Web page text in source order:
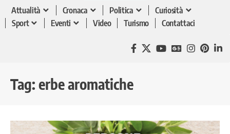
Attualità Cronaca Politica
Curiosità
Sport
Eventi Video Turismo Contattaci
Tag: erbe aromatiche